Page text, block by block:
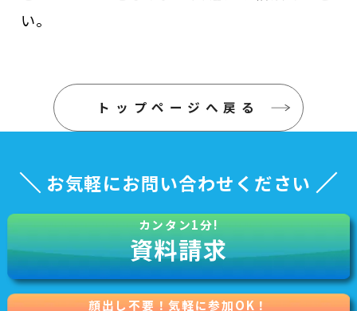
い。
トップページへ戻る
お気軽にお問い合わせください
資料請求